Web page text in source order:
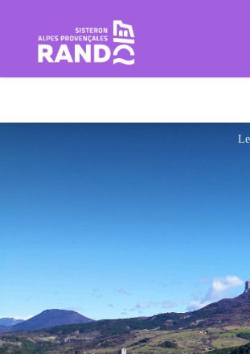
Rando Sisteron